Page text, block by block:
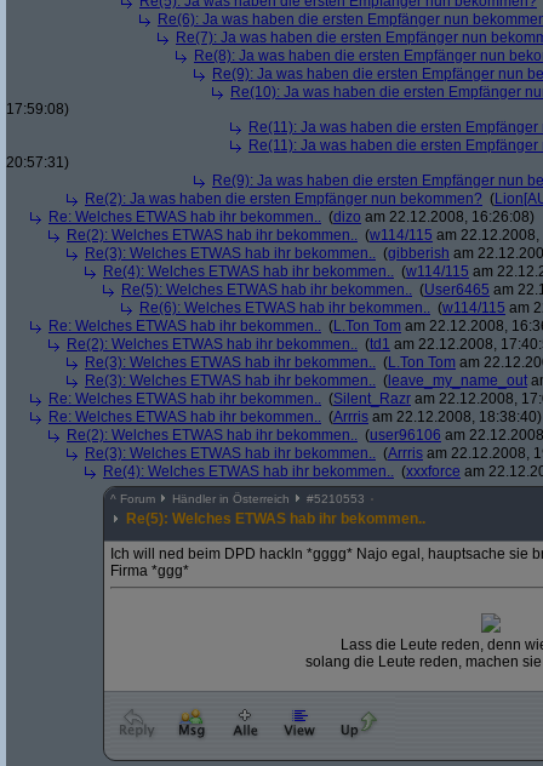
Re(6): Ja was haben die ersten Empfänger nun
Re(7): Ja was haben die ersten Empfänger nun
Re(8): Ja was haben die ersten Empfänger nun
Re(9): Ja was haben die ersten Empfänger nun
Re(10): Ja was haben die ersten Empfänger
17:59:08)
Re(11): Ja was haben die ersten
Re(11): Ja was haben die ersten
20:57:31)
Re(9): Ja was haben die ersten Empfänger nun
Re(2): Ja was haben die ersten Empfänger nun bekommen? (
Re: Welches ETWAS hab ihr bekommen.. (dizo am 22.12.2008, 16:26:08)
Re(2): Welches ETWAS hab ihr bekommen.. (w114/115 am
Re(3): Welches ETWAS hab ihr bekommen.. (gibberish am
Re(4): Welches ETWAS hab ihr bekommen.. (w114/115 am
Re(5): Welches ETWAS hab ihr bekommen.. (User6465 am
Re(6): Welches ETWAS hab ihr bekommen.. (w114/115 am
Re: Welches ETWAS hab ihr bekommen.. (L.Ton Tom am 22.12.2008,
Re(2): Welches ETWAS hab ihr bekommen.. (td1 am 22.12.2008,
Re(3): Welches ETWAS hab ihr bekommen.. (L.Ton Tom am
Re(3): Welches ETWAS hab ihr bekommen.. ( leave_my_name_out
Re: Welches ETWAS hab ihr bekommen.. (Silent_Razr am 22.12.2008,
Re: Welches ETWAS hab ihr bekommen.. (Arrris am 22.12.2008, 18:38:40)
Re(2): Welches ETWAS hab ihr bekommen.. (user96106 am
Re(3): Welches ETWAS hab ihr bekommen.. (Arrris am 22.12.2008,
Re(4): Welches ETWAS hab ihr bekommen.. (xxxforce am
^ Forum Händler in Österreich #5210553
Re(5): Welches ETWAS hab ihr bekommen..
Ich will ned beim DPD hackln *gggg* Najo egal, hauptsache sie
Firma *ggg*
Lass die Leute reden, denn
solang die Leute reden, machen